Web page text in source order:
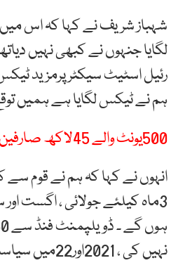
شہباز شریف نے کہا کہ اس
لگایا جنہوں نے کبھی نہیں
رئیل اسٹیٹ سیکٹر پرمزید
ہم نے ٹیکس لگایا ہے ہمیں توقع ہے 100 ارب روپے
500یونٹ والے 45لاکھ صارفین کے لیے سولر سسٹم لا رہے ہیں ،مریم نواز
نہیں کی ، 2021اور22میں سیاست چمکانے کیلئے ریاست کو نقصان پہنچانے کا۔